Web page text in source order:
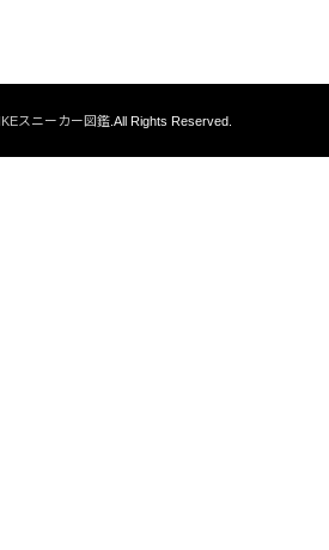
スニーカー図鑑.All Rights Reserved.